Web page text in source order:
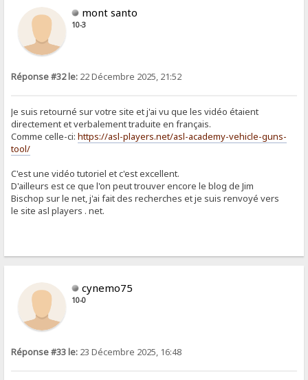
mont santo
10-3
Réponse #32 le: 22 Décembre 2025, 21:52
Je suis retourné sur votre site et j'ai vu que les vidéo étaient
directement et verbalement traduite en français.
Comme celle-ci:https://asl-players.net/asl-academy-vehicle-guns-
tool/
C'est une vidéo tutoriel et c'est excellent.
D'ailleurs est ce que l'on peut trouver encore le blog de Jim
Bischop sur le net, j'ai fait des recherches et je suis renvoyé vers
le site asl players . net.
cynemo75
10-0
Réponse #33 le: 23 Décembre 2025, 16:48